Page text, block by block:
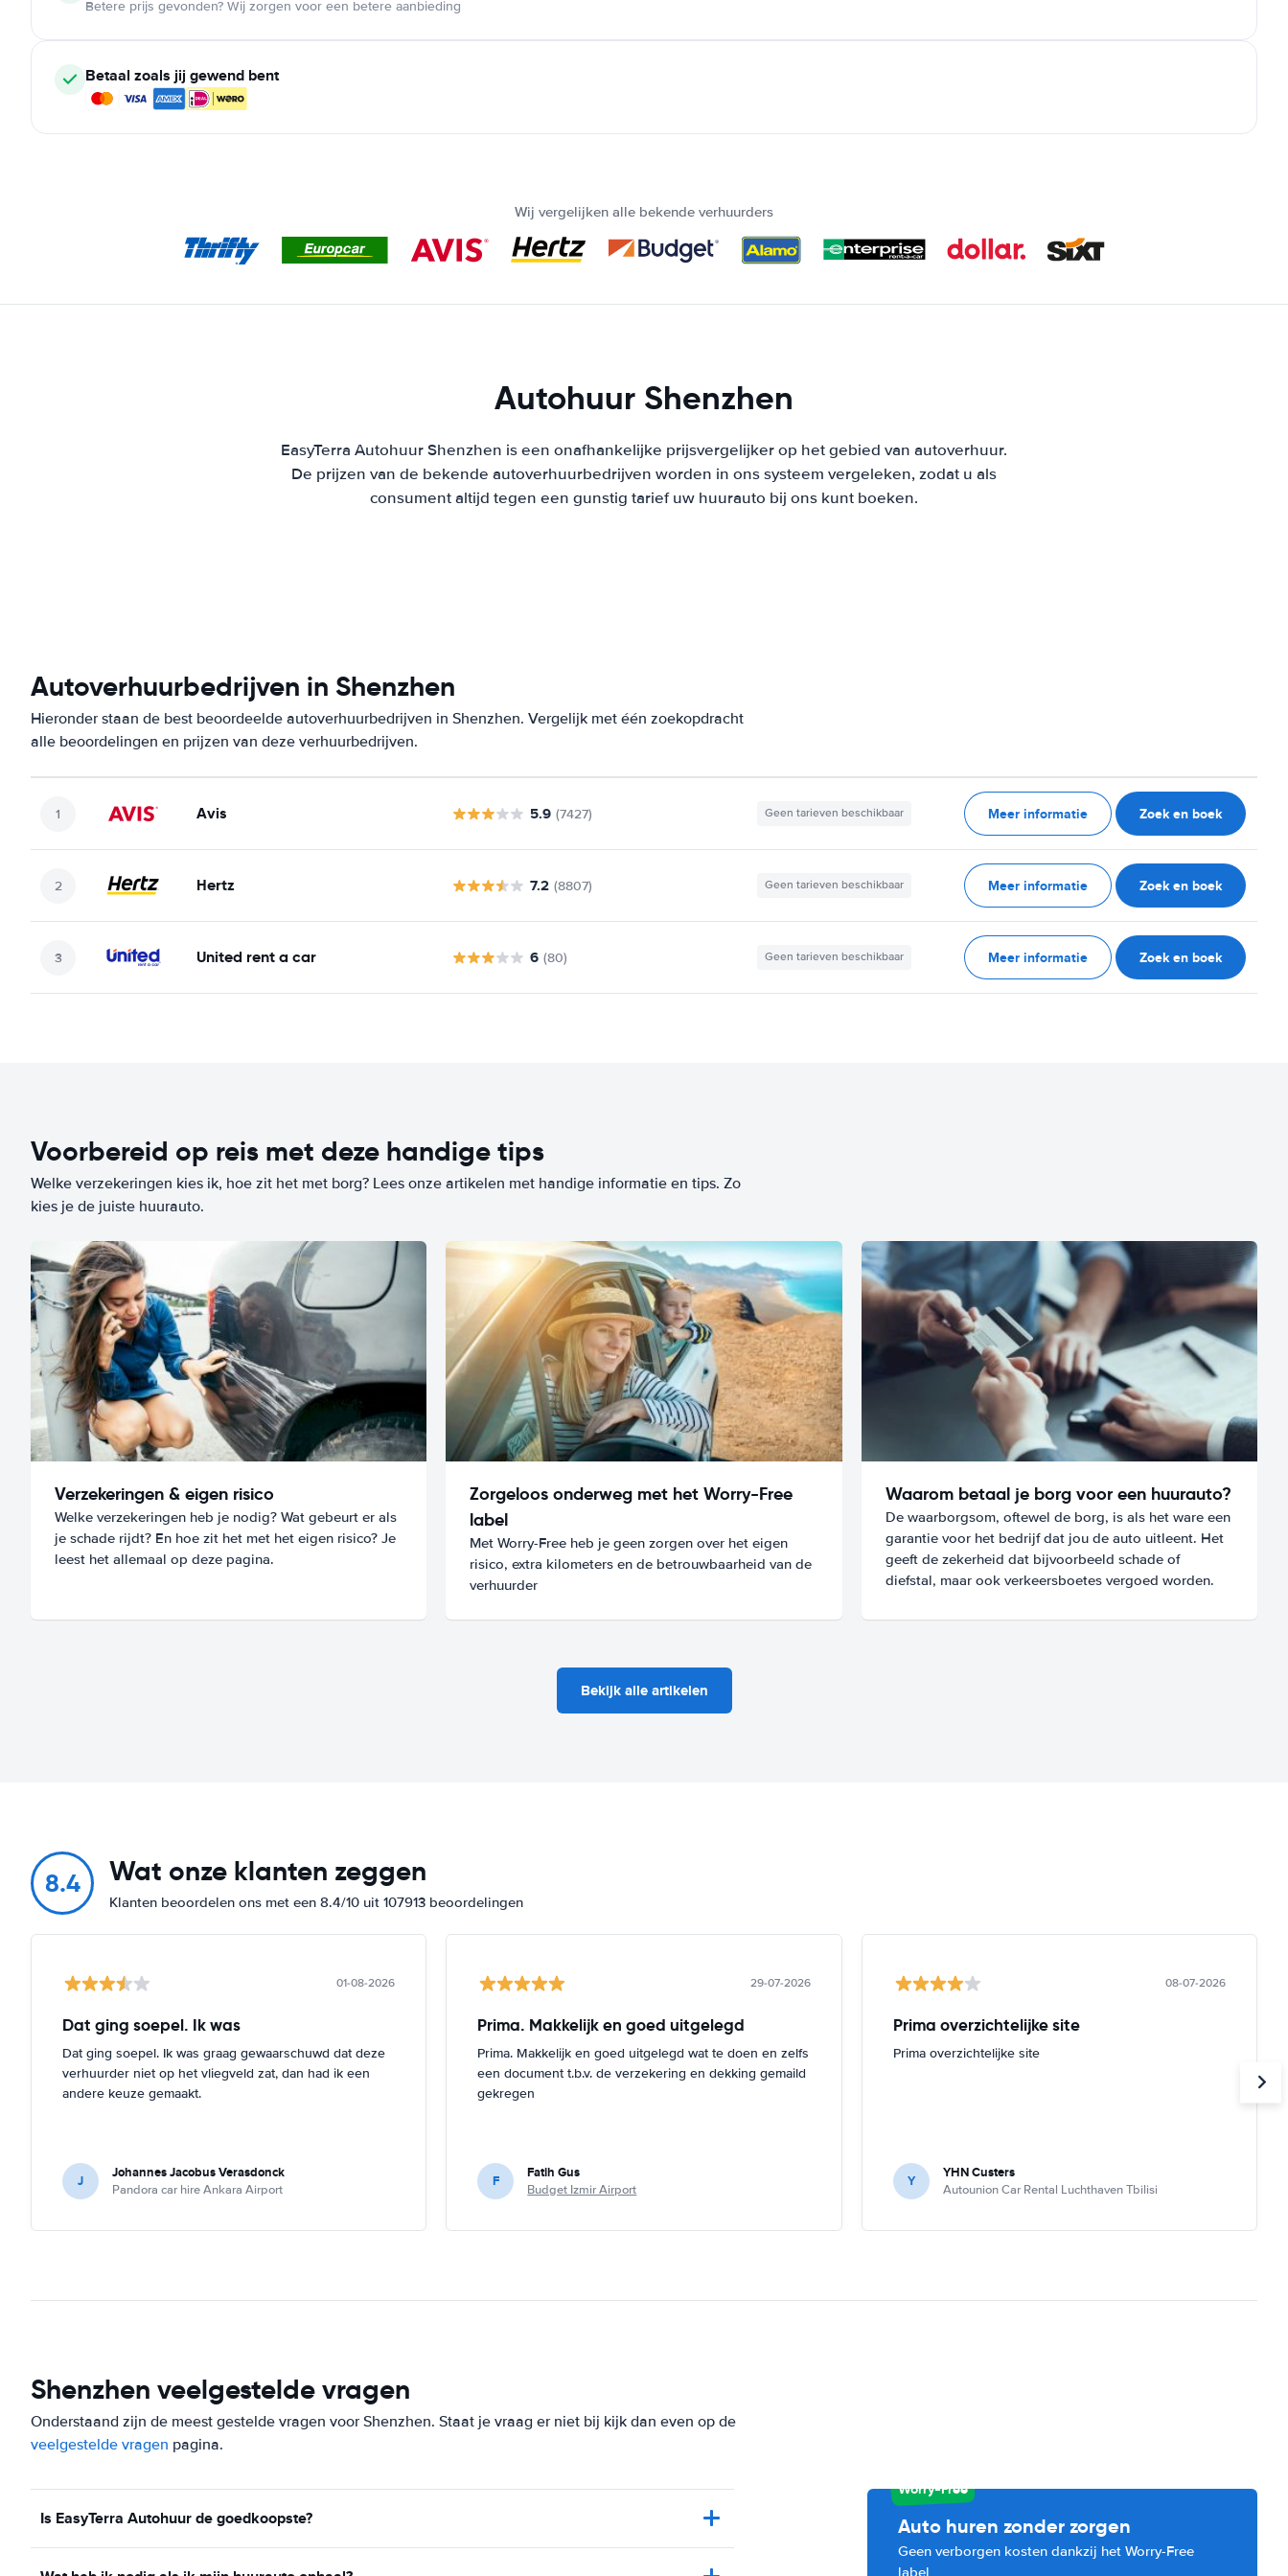
Betere prijs gevonden? Wij zorgen voor een betere aanbieding
Betaal zoals jij gewend bent
Wij vergelijken alle bekende verhuurders
Autohuur Shenzhen
EasyTerra Autohuur Shenzhen is een onafhankelijke prijsvergelijker op het gebied van autoverhuur.
De prijzen van de bekende autoverhuurbedrijven worden in ons systeem vergeleken, zodat u als
consument altijd tegen een gunstig tarief uw huurauto bij ons kunt boeken.
Autoverhuurbedrijven in Shenzhen
Hieronder staan de best beoordeelde autoverhuurbedrijven in Shenzhen. Vergelijk met één zoekopdracht
alle beoordelingen en prijzen van deze verhuurbedrijven.
Avis 5.9 (7427) Geen tarieven beschikbaar Meer informatie Zoek en boek
Hertz 7.2 (8807) Geen tarieven beschikbaar Meer informatie Zoek en boek
United rent a car 6 (80) Geen tarieven beschikbaar Meer informatie Zoek en boek
Voorbereid op reis met deze handige tips
Welke verzekeringen kies ik, hoe zit het met borg? Lees onze artikelen met handige informatie en tips. Zo
kies je de juiste huurauto.
Verzekeringen & eigen risico
Welke verzekeringen heb je nodig? Wat gebeurt er als
je schade rijdt? En hoe zit het met het eigen risico? Je
leest het allemaal op deze pagina.
Zorgeloos onderweg met het Worry-Free
label
Met Worry-Free heb je geen zorgen over het eigen
risico, extra kilometers en de betrouwbaarheid van de
verhuurder
Waarom betaal je borg voor een huurauto?
De waarborgsom, oftewel de borg, is als het ware een
garantie voor het bedrijf dat jou de auto uitleent. Het
geeft de zekerheid dat bijvoorbeeld schade of
diefstal, maar ook verkeersboetes vergoed worden.
Bekijk alle artikelen
8.4 Wat onze klanten zeggen
Klanten beoordelen ons met een 8.4/10 uit 107913 beoordelingen
01-08-2026
Dat ging soepel. Ik was
Dat ging soepel. Ik was graag gewaarschuwd dat deze
verhuurder niet op het vliegveld zat, dan had ik een
andere keuze gemaakt.
J Johannes Jacobus Verasdonck
Pandora car hire Ankara Airport
29-07-2026
Prima. Makkelijk en goed uitgelegd
Prima. Makkelijk en goed uitgelegd wat te doen en zelfs
een document t.b.v. de verzekering en dekking gemaild
gekregen
F Fatih Gus
Budget Izmir Airport
08-07-2026
Prima overzichtelijke site
Prima overzichtelijke site
Y YHN Custers
Autounion Car Rental Luchthaven Tbilisi
Shenzhen veelgestelde vragen
Onderstaand zijn de meest gestelde vragen voor Shenzhen. Staat je vraag er niet bij kijk dan even op de
veelgestelde vragen pagina.
Is EasyTerra Autohuur de goedkoopste?
Worry-Free
Auto huren zonder zorgen
Geen verborgen kosten dankzij het Worry-Free
label